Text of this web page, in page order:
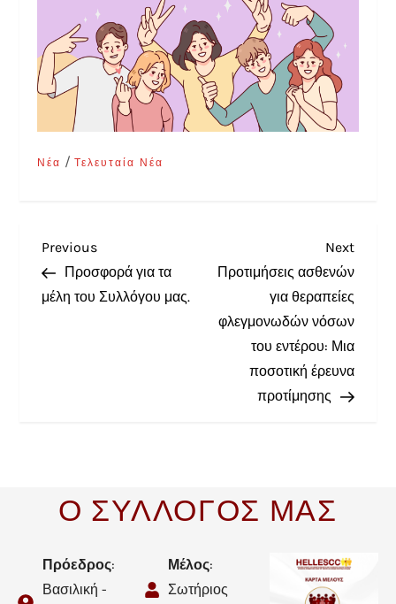
Νέα /Τελευταία Νέα
Previous
Προσφορά για τα
μέλη του Συλλόγου μας.
Next
Προτιμήσεις ασθενών
για θεραπείες
φλεγμονωδών νόσων
του εντέρου: Μια
ποσοτική έρευνα
προτίμησης
Ο ΣΥΛΛΟΓΟΣ ΜΑΣ
Πρόεδρος:
Βασιλική -
Μέλος:
Σωτήριος